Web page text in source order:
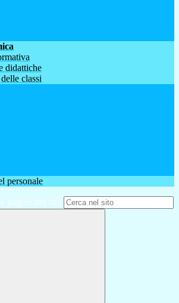
didattiche
classi
personale
pagine del sito